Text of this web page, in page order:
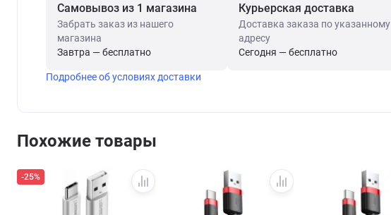
Самовывоз из 1 магазина
Забрать заказ из нашего
магазина
Завтра — бесплатно
Курьерская доставка
Доставка заказа по указанному
адресу
Сегодня — бесплатно
Подробнее об условиях доставки
Похожие товары
-25%